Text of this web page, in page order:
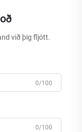
við þig fljótt.
0/100
0/100